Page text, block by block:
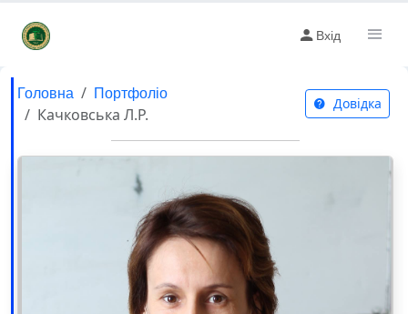
Вхід
Головна Портфоліо
Качковська Л.Р.
Довідка